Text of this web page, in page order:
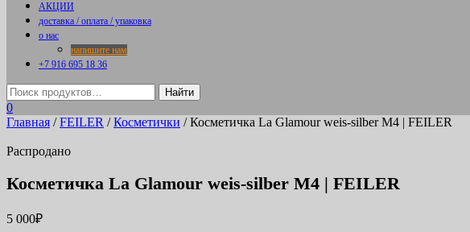
АКЦИИ
доставка / оплата / упаковка
о нас
напишите нам
+7 916 695 18 36
0
Главная /FEILER /Косметички / Косметичка La Glamour weis-silber M4 | FEILER
Распродано
Косметичка La Glamour weis-silber M4 | FEILER
5 000₽